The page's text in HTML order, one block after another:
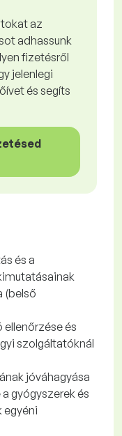
az
adhassunk
fizetésről
jelenlegi
és segíts
és a
(belső
és
szolgáltatóknál
jóváhagyása
gyógyszerek és
egyéni